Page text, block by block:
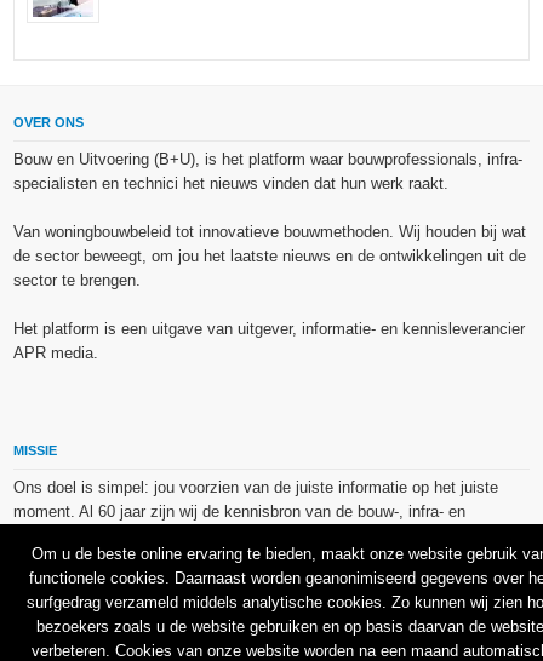
OVER ONS
Bouw en Uitvoering (B+U), is het platform waar bouwprofessionals, infra-
specialisten en technici het nieuws vinden dat hun werk raakt.
Van woningbouwbeleid tot innovatieve bouwmethoden. Wij houden bij wat
de sector beweegt, om jou het laatste nieuws en de ontwikkelingen uit de
sector te brengen.
Het platform is een uitgave van uitgever, informatie- en kennisleverancier
APR media.
MISSIE
Ons doel is simpel: jou voorzien van de juiste informatie op het juiste
moment. Al 60 jaar zijn wij de kennisbron van de bouw-, infra- en
De op dit platform gebruikte afbeeldingen, illustraties en foto’s zijn ofwel
vrij van rechten verkregen via de bron van het betreffende bericht, of
binnen de aan APR media (groep) of BU media verschafte licentie(s) en
de daarmee verkregen rechten aangekocht bij Shutterstock en/of 123RF.
Om u de beste online ervaring te bieden, maakt onze website gebruik
functionele cookies. Daarnaast worden geanonimiseerd gegevens over
surfgedrag verzameld middels analytische cookies. Zo kunnen wij zien
bezoekers zoals u de website gebruiken en op basis daarvan de website
verbeteren. Cookies van onze website worden na een maand